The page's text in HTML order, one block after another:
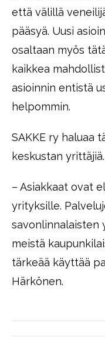
että välillä
pääsyä. Uusi
osaltaan myös
kaikkea
asioinnin entistä
helpommin.
SAKKE ry haluaa
keskustan yrittäjiä.
– Asiakkaat ovat
yrityksille.
savonlinnalaisten
meistä
tärkeää käyttää
Härkönen.